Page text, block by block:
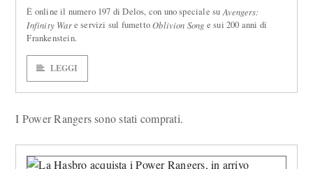
È online il numero 197 di Delos, con uno speciale su Avengers:
Infinity Ware servizi sul fumettoOblivion Song e sui 200 anni di
Frankenstein.
LEGGI
I Power Rangers sono stati comprati.